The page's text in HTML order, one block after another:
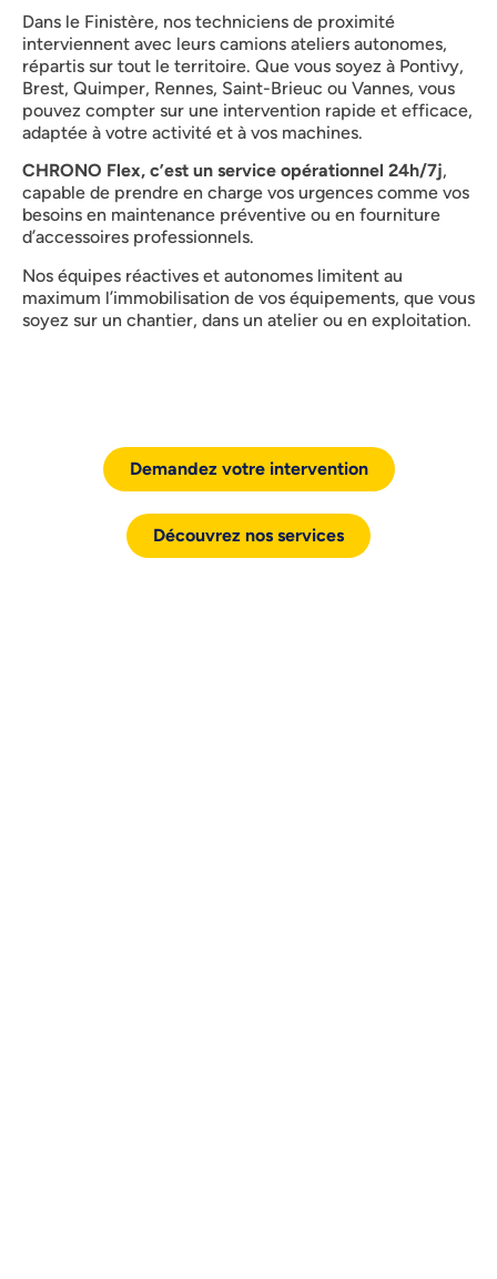
Dans le Finistère, nos techniciens de proximité
interviennent avec leurs camions ateliers autonomes,
répartis sur tout le territoire. Que vous soyez à Pontivy,
Brest, Quimper, Rennes, Saint-Brieuc ou Vannes, vous
pouvez compter sur une intervention rapide et efficace,
adaptée à votre activité et à vos machines.
CHRONO Flex, c’est un service opérationnel 24h/7j,
capable de prendre en charge vos urgences comme vos
besoins en maintenance préventive ou en fourniture
d’accessoires professionnels.
Nos équipes réactives et autonomes limitent au
maximum l’immobilisation de vos équipements, que vous
soyez sur un chantier, dans un atelier ou en exploitation.
Demandez votre intervention
Découvrez nos services